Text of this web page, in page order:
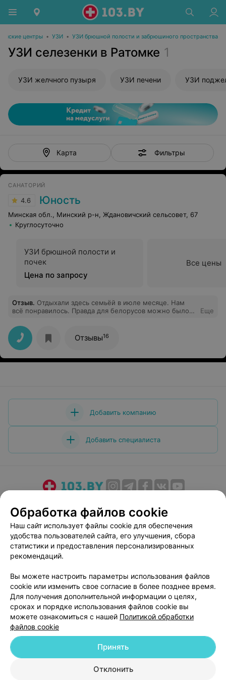
центры • УЗИ • УЗИ брюшной полости и забрюшиного пространства
УЗИ селезенки в Ратомке 1
УЗИ желчного пузыря УЗИ печени УЗИ
Карта Фильтры
САНАТОРИЙ
4.6 Юность
Минская обл., Минский р-н, Ждановичский сельсовет, 67
Круглосуточно
УЗИ брюшной полости и
почек
Цена по запросу
Все цены
Отзыв. Отдыхали здесь семьёй в июле месяце. Нам
всё понравилось. Правда для белорусов можно было
Антоновну за помощь в бронировании путёвок.
Еще
Отзывы16
Добавить компанию
Добавить специалиста
Медицинский маркетинг
Публичный договор
Пользовательское соглашение
Способы оплаты
Вакансии
Партнеры
Написать руководителю 103.by
Персональные настройки cookie
Обработка персональных данных
© 2026 ООО «Артокс Лаб», УНП 191700409| 220012, Республика Беларусь,
Обработка файлов cookie
Наш сайт использует файлы cookie для обеспечения
удобства пользователей сайта, его улучшения, сбора
статистики и предоставления персонализированных
рекомендаций.
Вы можете настроить параметры использования файлов
cookie или изменить свое согласие в более позднее время.
Для получения дополнительной информации о целях,
сроках и порядке использования файлов cookie вы
можете ознакомиться с нашей Политикой обработки
файлов cookie
Отклонить
Принять